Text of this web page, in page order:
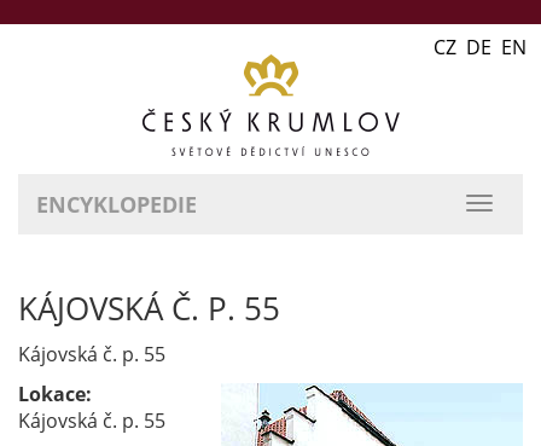
CZ DE EN
ENCYKLOPEDIE
KÁJOVSKÁ Č. P. 55
Kájovská č. p. 55
Lokace:
Kájovská č. p. 55